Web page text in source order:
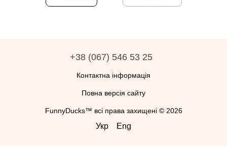
+38 (067) 546 53 25
Контактна інформація
Повна версія сайту
FunnyDucks™ всі права захищені © 2026
Укр Eng